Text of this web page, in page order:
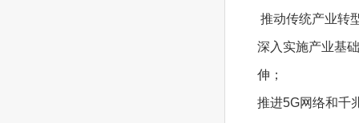
推动传统产业转
深入实施产业基
伸；
推进5G网络和千